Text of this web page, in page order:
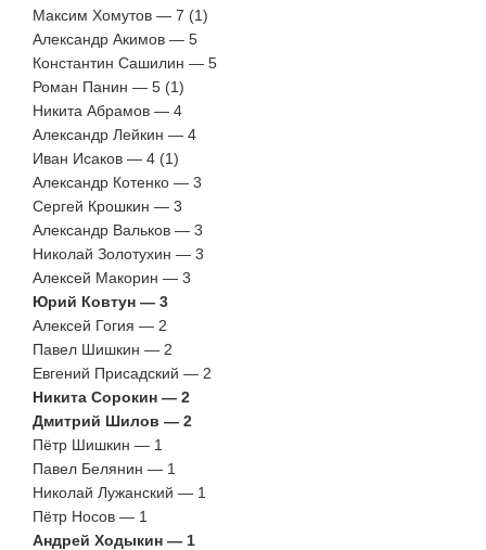
Максим Хомутов — 7 (1)
Александр Акимов — 5
Константин Сашилин — 5
Роман Панин — 5 (1)
Никита Абрамов — 4
Александр Лейкин — 4
Иван Исаков — 4 (1)
Александр Котенко — 3
Сергей Крошкин — 3
Александр Вальков — 3
Николай Золотухин — 3
Алексей Макорин — 3
Юрий Ковтун — 3
Алексей Гогия — 2
Павел Шишкин — 2
Евгений Присадский — 2
Никита Сорокин — 2
Дмитрий Шилов — 2
Пётр Шишкин — 1
Павел Белянин — 1
Николай Лужанский — 1
Пётр Носов — 1
Андрей Ходыкин — 1